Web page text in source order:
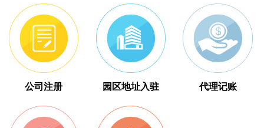
公司注册 园区地址入驻 代理记账